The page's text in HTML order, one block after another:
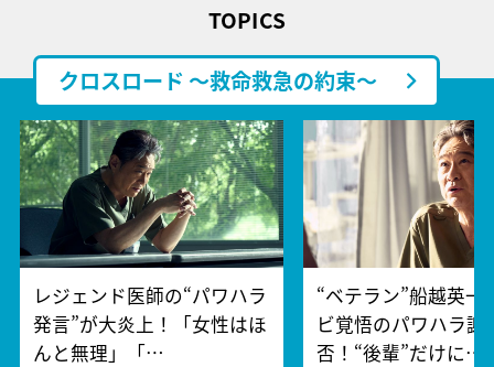
TOPICS
クロスロード ～救命救急の約束～
レジェンド医師の“パワハラ
発言”が大炎上！「女性はほ
んと無理」「…
“ベテラン”船越英一
ビ覚悟のパワハラ謝
否！“後輩”だけに…